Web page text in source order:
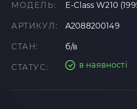
МОДЕЛЬ: E-Class W210
АРТИКУЛ: A2088200149
СТАН: б/в
СТАТУС: в наявності